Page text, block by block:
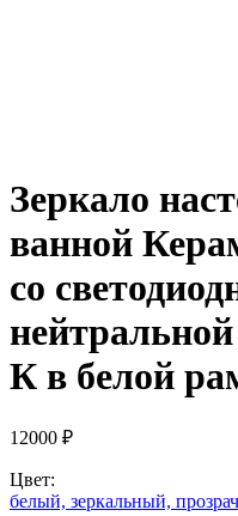
Зеркало
ванной
со
К в белой
12000 ₽
Цвет:
белый, зеркальный,